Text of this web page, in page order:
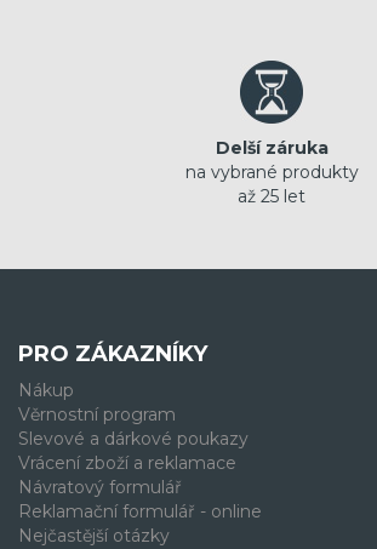
Delší záruka
na vybrané produkty
až 25 let
PRO ZÁKAZNÍKY
Nákup
Věrnostní program
Slevové a dárkové poukazy
Vrácení zboží a reklamace
Návratový formulář
Reklamační formulář - online
Nejčastější otázky